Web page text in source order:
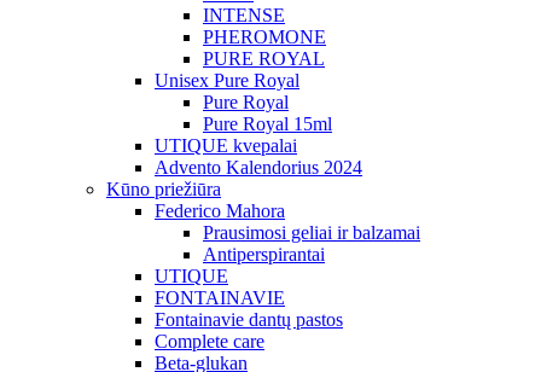
INTENSE
PHEROMONE
PURE ROYAL
Unisex Pure Royal
Pure Royal
Pure Royal 15ml
UTIQUE kvepalai
Advento Kalendorius 2024
Kūno priežiūra
Federico Mahora
Prausimosi geliai ir balzamai
Antiperspirantai
UTIQUE
FONTAINAVIE
Fontainavie dantų pastos
Complete care
Beta-glukan